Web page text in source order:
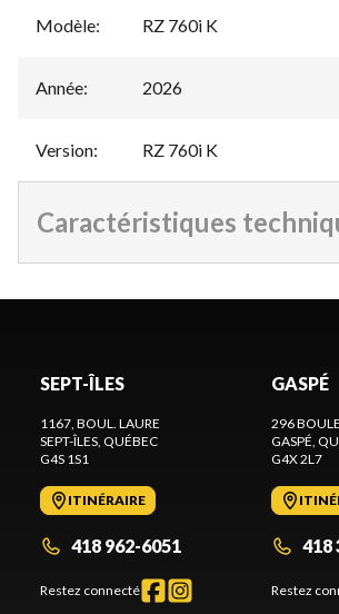
Modèle: RZ 760i K
Année: 2026
Version: RZ 760i K
Caractéristiques
SEPT-ÎLES
1167, BOUL. LAURE
SEPT-ÎLES, QUÉBEC
G4S 1S1
ITINÉRAIRE
418 962-6051
Restez connecté
GASPÉ
296
GASPÉ,
G4X 2L7
418
Restez